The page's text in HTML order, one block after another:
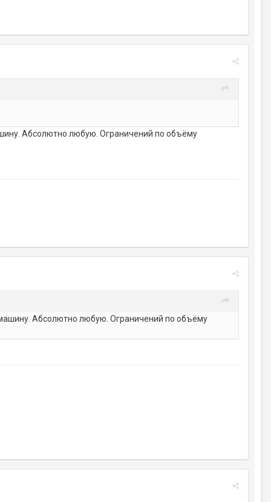
Абсолютно любую. Ограничений по объёму
Абсолютно любую. Ограничений по объёму